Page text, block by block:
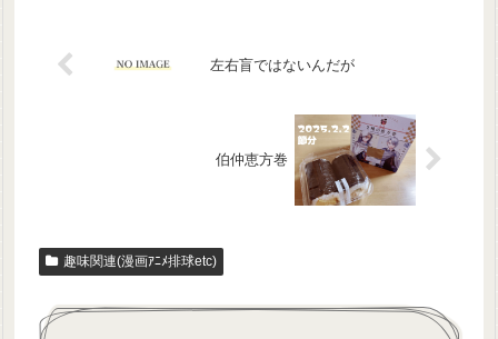
左右盲ではないんだが
伯仲恵方巻
趣味関連(漫画ｱﾆﾒ排球etc)